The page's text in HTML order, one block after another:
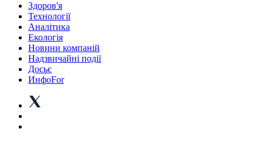
Здоров'я
Технології
Аналітика
Екологія
Новини компаній
Надзвичайні події
Досьє
ИнфоFor